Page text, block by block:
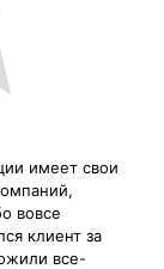
имеет свои
вовсе
клиент за
все-